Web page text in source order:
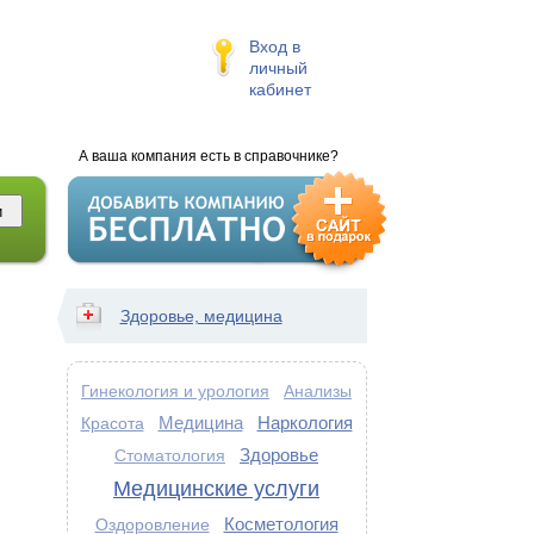
Вход в
личный
кабинет
А ваша компания есть в справочнике?
Здоровье, медицина
Гинекология и урология
Анализы
Красота
Медицина Наркология
Стоматология Здоровье
Медицинские услуги
Оздоровление Косметология